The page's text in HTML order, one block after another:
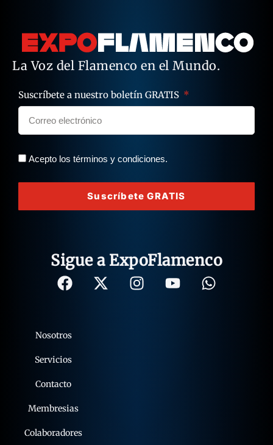
La Voz del Flamenco en el Mundo.
Suscríbete a nuestro boletín GRATIS
Acepto los términos y condiciones.
Suscríbete GRATIS
Sigue a ExpoFlamenco
Nosotros
Servicios
Contacto
Membresias
Colaboradores